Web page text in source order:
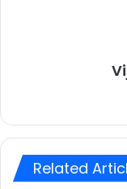
Related